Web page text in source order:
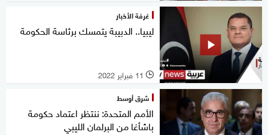
غرفة الأخبار
ليبيا.. الدبيبة يتمسك برئاسة الحكومة
l 11 فبراير 2022
شرق أوسط
الأمم المتحدة: ننتظر اعتماد حكومة
باشأغا من البرلمان الليبي